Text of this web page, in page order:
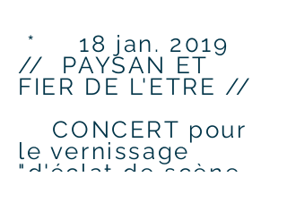
* 18 jan. 2019
// PAYSAN ET
FIER DE L'ETRE //
CONCERT pour
le vernissage
"d'éclat de scène